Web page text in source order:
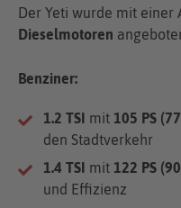
Der Yeti wurde mit einer
Dieselmotoren
Benziner:
1.2 TSI mit 105 PS
den Stadtverkehr
1.4 TSI mit 122 PS
und Effizienz